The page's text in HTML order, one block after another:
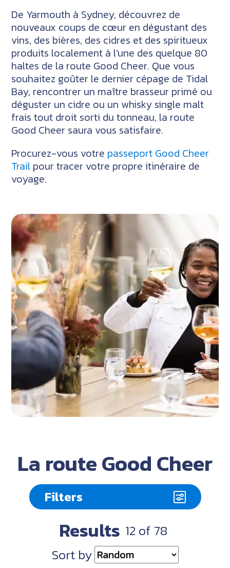
De Yarmouth à Sydney, découvrez de
nouveaux coups de cœur en dégustant des
vins, des bières, des cidres et des spiritueux
produits localement à l’une des quelque 80
haltes de la route Good Cheer. Que vous
souhaitez goûter le dernier cépage de Tidal
Bay, rencontrer un maître brasseur primé ou
déguster un cidre ou un whisky single malt
frais tout droit sorti du tonneau, la route
Good Cheer saura vous satisfaire.
Procurez-vous votre passeport Good Cheer
Trail pour tracer votre propre itinéraire de
voyage.
La route Good Cheer
Filters
Results 12 of 78
Sort by